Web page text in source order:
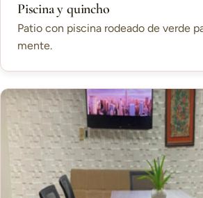
Piscina y quincho
Patio con piscina rodeado de verde
mente.